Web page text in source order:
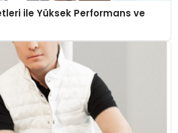
ile Yüksek Performans ve